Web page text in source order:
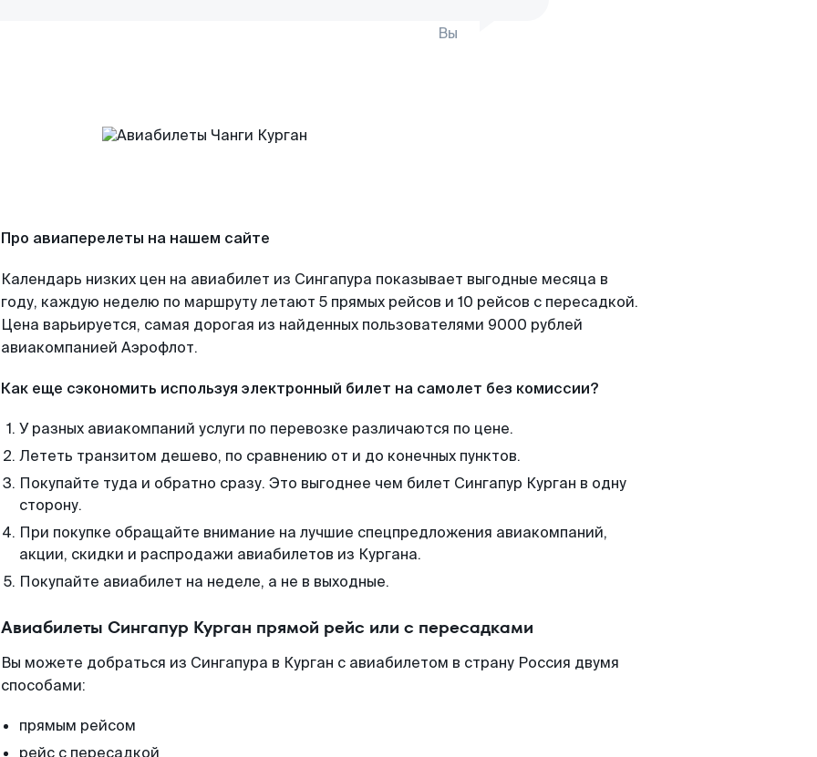
Вы
Про авиаперелеты на нашем сайте
Календарь низких цен на авиабилет из Сингапура показывает выгодные месяца в
году, каждую неделю по маршруту летают 5 прямых рейсов и 10 рейсов с пересадкой.
Цена варьируется, самая дорогая из найденных пользователями 9000 рублей
авиакомпанией Аэрофлот.
Как еще сэкономить используя электронный билет на самолет без комиссии?
У разных авиакомпаний услуги по перевозке различаются по цене.
Лететь транзитом дешево, по сравнению от и до конечных пунктов.
Покупайте туда и обратно сразу. Это выгоднее чем билет Сингапур Курган в одну
сторону.
При покупке обращайте внимание на лучшие спецпредложения авиакомпаний,
акции, скидки и распродажи авиабилетов из Кургана.
Покупайте авиабилет на неделе, а не в выходные.
Авиабилеты Сингапур Курган прямой рейс или с пересадками
Вы можете добраться из Сингапура в Курган с авиабилетом в страну Россия двумя
способами:
прямым рейсом
рейс с пересадкой